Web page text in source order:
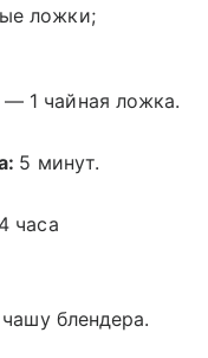
ложки;
1 чайная ложка.
5 минут.
часа
блендера.